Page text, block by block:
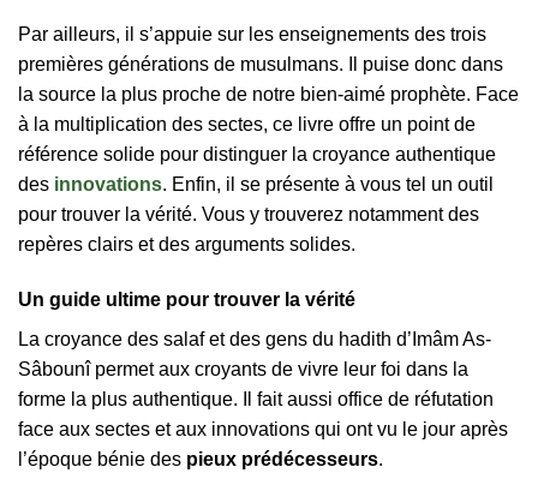
Par ailleurs, il s’appuie sur les enseignements des trois
premières générations de musulmans. Il puise donc dans
la source la plus proche de notre bien-aimé prophète. Face
à la multiplication des sectes, ce livre offre un point de
référence solide pour distinguer la croyance authentique
des innovations. Enfin, il se présente à vous tel un outil
pour trouver la vérité. Vous y trouverez notamment des
repères clairs et des arguments solides.
Un guide ultime pour trouver la vérité
La croyance des salaf et des gens du hadith d’Imâm As-
Sâbounî permet aux croyants de vivre leur foi dans la
forme la plus authentique. Il fait aussi office de réfutation
face aux sectes et aux innovations qui ont vu le jour après
l’époque bénie des pieux prédécesseurs.